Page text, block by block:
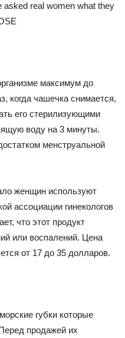
максимум до
когда чашечка снимается,
его стерилизующими
воду на 3 минуты.
менструальной
женщин используют
ассоциации гинекологов
что этот продукт
или воспалений. Цена
от 17 до 35 долларов.
губки которые
продажей их